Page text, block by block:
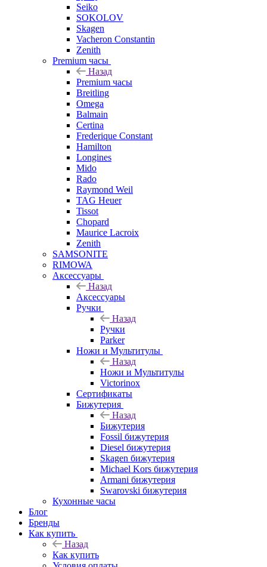
Seiko
SOKOLOV
Skagen
Vacheron Constantin
Zenith
Premium часы
Назад
Premium часы
Breitling
Omega
Balmain
Certina
Frederique Constant
Hamilton
Longines
Mido
Rado
Raymond Weil
TAG Heuer
Tissot
Chopard
Maurice Lacroix
Zenith
SAMSONITE
RIMOWA
Аксессуары
Назад
Аксессуары
Ручки
Назад
Ручки
Parker
Ножи и Мультитулы
Назад
Ножи и Мультитулы
Victorinox
Сертификаты
Бижутерия
Назад
Бижутерия
Fossil бижутерия
Diesel бижутерия
Skagen бижутерия
Michael Kors бижутерия
Armani бижутерия
Swarovski бижутерия
Кухонные часы
Блог
Бренды
Как купить
Назад
Как купить